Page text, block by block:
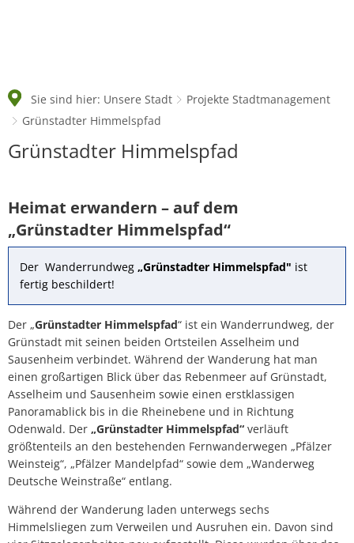
Sie sind hier: Unsere Stadt
Projekte Stadtmanagement
Grünstadter Himmelspfad
Grünstadter
Grünstadter Himmelspfad
Heimat erwandern – auf dem
„Grünstadter Himmelspfad“
Der Wanderrundweg „Grünstadter Himmelspfad" ist
fertig beschildert!
Der „Grünstadter Himmelspfad“ ist ein Wanderrundweg, der
Grünstadt mit seinen beiden Ortsteilen Asselheim und
Sausenheim verbindet. Während der Wanderung hat man
einen großartigen Blick über das Rebenmeer auf Grünstadt,
Asselheim und Sausenheim sowie einen erstklassigen
Panoramablick bis in die Rheinebene und in Richtung
Odenwald. Der „Grünstadter Himmelspfad“ verläuft
größtenteils an den bestehenden Fernwanderwegen „Pfälzer
Weinsteig“, „Pfälzer Mandelpfad“ sowie dem „Wanderweg
Deutsche Weinstraße“ entlang.
Während der Wanderung laden unterwegs sechs
Himmelsliegen zum Verweilen und Ausruhen ein. Davon sind